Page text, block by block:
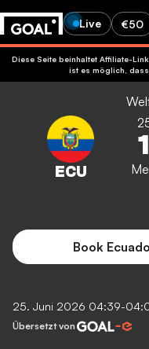
Live €50
Diese Seite beinhaltet Affiliate-
ist es möglich,
Book
25. Juni 2026 04:39-
Übersetzt von